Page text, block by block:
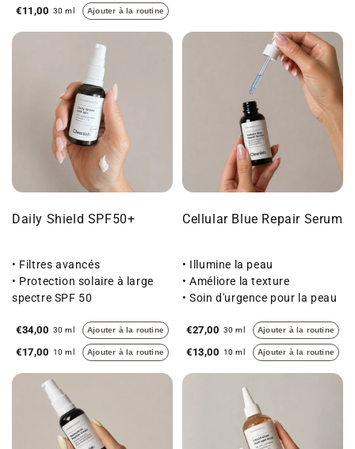
€11,00 30 ml Ajouter à la routine
Daily Shield SPF50+
• Filtres avancés
• Protection solaire à large
spectre SPF 50
€34,00 30 ml Ajouter à la routine
€17,00 10 ml Ajouter à la routine
Cellular Blue Repair Serum
• Illumine la peau
• Améliore la texture
• Soin d'urgence pour la peau
€27,00 30 ml Ajouter à la routine
€13,00 10 ml Ajouter à la routine